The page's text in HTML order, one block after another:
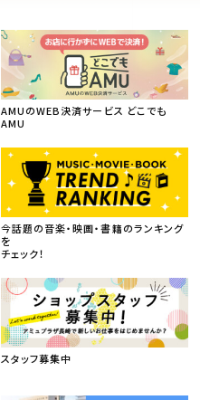
AMUのWEB決済サービス どこでも
AMU
今話題の音楽・映画・書籍のランキング
を
チェック！
スタッフ募集中